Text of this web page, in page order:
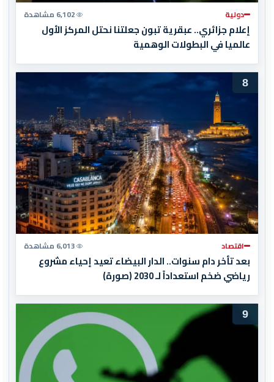
دولية 6,102 مشاهدة
إعلام جزائري.. عبقرية تبون جعلتنا نحتل المركز الأول
عالميا في البطولات الوهمية
8
اقتصاد 6,013 مشاهدة
بعد تأخر دام سنوات.. الدار البيضاء تعيد إحياء مشروع
رياضي ضخم استعداداً لـ 2030 (صورة)
9